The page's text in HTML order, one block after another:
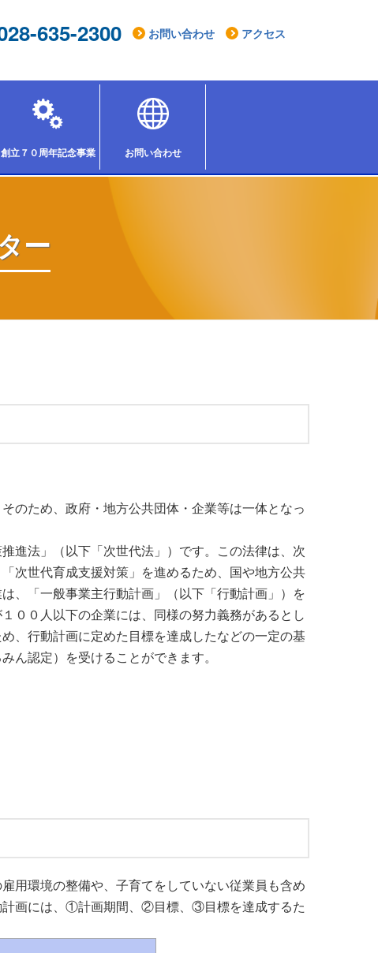
635-2300 お問い合わせ アクセス
創立７０周年記念事業「組合祭りinとちぎ2026」
お問い合わせ
ー
のため、政府・地方公共団体・企業等は一体となっ
進法」（以下「次世代法」）です。この法律は、次
次世代育成支援対策」を進めるため、国や地方公共
、「一般事業主行動計画」（以下「行動計画」）を
００人以下の企業には、同様の努力義務があるとし
、行動計画に定めた目標を達成したなどの一定の基
ん認定）を受けることができます。
用環境の整備や、子育てをしていない従業員も含め
計画には、①計画期間、②目標、③目標を達成するた